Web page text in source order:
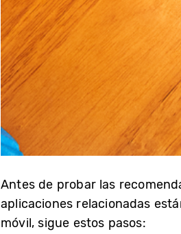
Antes de probar las
aplicaciones relacionadas
móvil, sigue estos pasos: